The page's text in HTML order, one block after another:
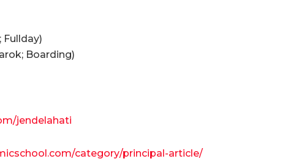
Fullday)
Boarding)
jendelahati
category/principal-article/